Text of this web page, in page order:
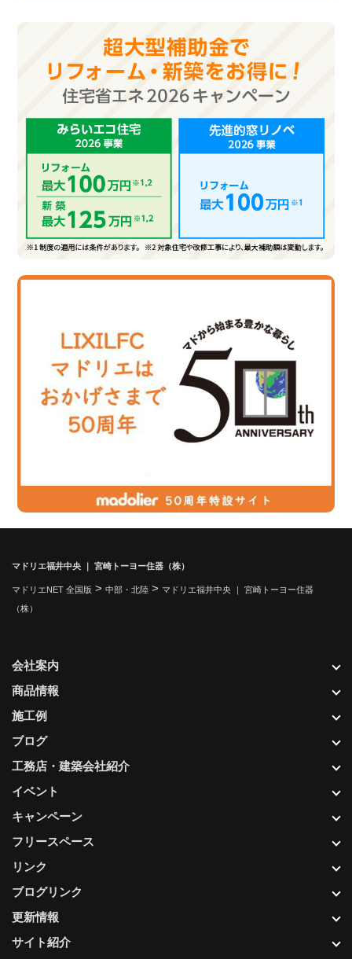
マドリエ福井中央 ｜ 宮崎トーヨー住器（株）
マドリエNET 全国版 > 中部・北陸 > マドリエ福井中央 ｜ 宮崎トーヨー住器
（株）
更新情報
サイト紹介
会社案内
商品情報
施工例
ブログ
工務店・建築会社紹介
イベント
キャンペーン
フリースペース
リンク
ブログリンク